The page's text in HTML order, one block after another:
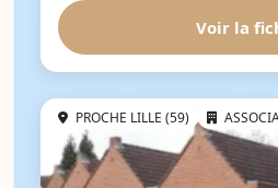
Voir la
PROCHE LILLE (59)